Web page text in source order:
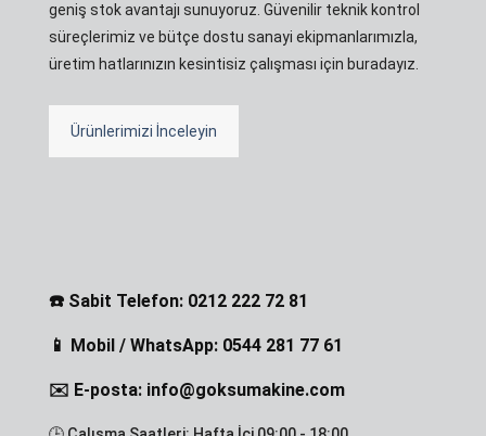
geniş stok avantajı sunuyoruz. Güvenilir teknik kontrol
süreçlerimiz ve bütçe dostu sanayi ekipmanlarımızla,
üretim hatlarınızın kesintisiz çalışması için buradayız.
Ürünlerimizi İnceleyin
☎️ Sabit Telefon: 0212 222 72 81
📱 Mobil / WhatsApp: 0544 281 77 61
✉️ E-posta: info@goksumakine.com